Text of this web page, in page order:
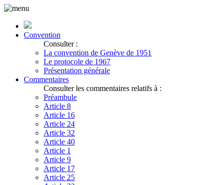
Convention
Consulter :
La convention de Genève de 1951
Le protocole de 1967
Présentation générale
Commentaires
Consulter les commentaires relatifs à :
Préambule
Article 8
Article 16
Article 24
Article 32
Article 40
Article 1
Article 9
Article 17
Article 25